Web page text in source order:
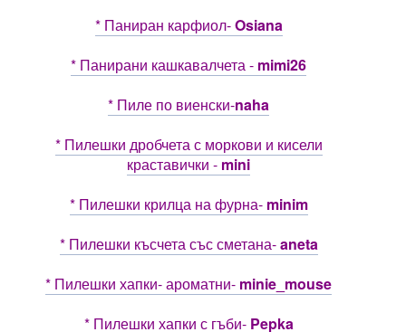
* Паниран карфиол-Osiana
* Панирани кашкавалчета - mimi26
* Пиле по виенски-naha
* Пилешки дробчета с моркови и кисели
краставички - mini
* Пилешки крилца на фурна- minim
* Пилешки късчета със сметана-aneta
* Пилешки хапки- ароматни- minie_mouse
* Пилешки хапки с гъби- Pepka